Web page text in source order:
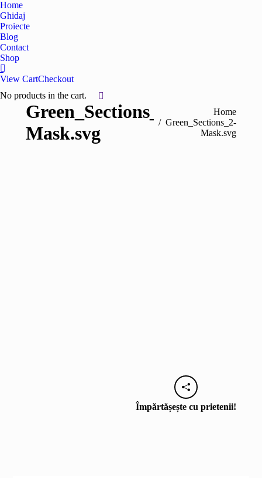
Home
Ghidaj
Proiecte
Blog
Contact
Shop
View CartCheckout
No products in the cart.
Green_Sections_2-
Mask.svg
Home
Green_Sections_2-
Mask.svg
Împărtășește cu prietenii!